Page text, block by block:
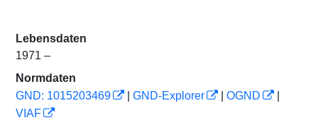
Lebensdaten
1971 –
Normdaten
GND: 1015203469
GND-Explorer OGND
VIAF